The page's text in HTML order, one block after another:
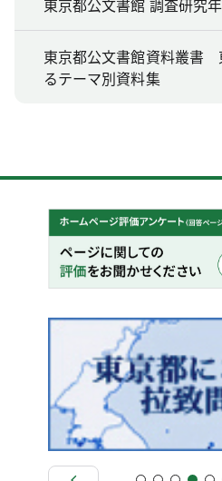
東京都公文書館 調査研究
東京都公文書館資料叢書
るテーマ別資料集